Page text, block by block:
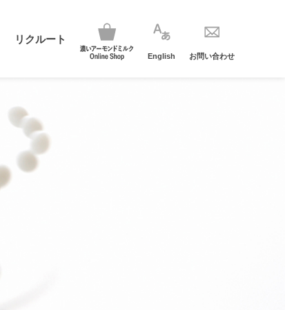
リクルート
English お問い合わせ